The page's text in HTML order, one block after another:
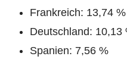
Frankreich: 13,74 %
Deutschland: 10,13
Spanien: 7,56 %